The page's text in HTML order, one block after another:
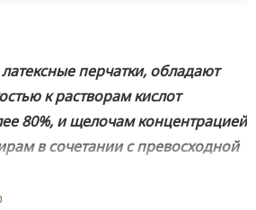
перчатки, обладают
к растворам кислот
80%, и щелочам концентрацией
в сочетании с превосходной
предотвращает раздражение.